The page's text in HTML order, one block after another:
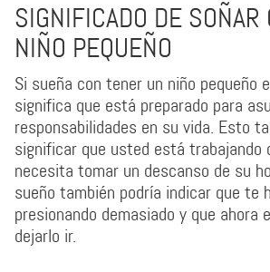
SIGNIFICADO DE SOÑAR
NIÑO PEQUEÑO
Si sueña con tener un niño pequeño
significa que está preparado para
responsabilidades en su vida. Esto
significar que usted está trabajando
necesita tomar un descanso de su
sueño también podría indicar que te
presionando demasiado y que ahora
dejarlo ir.